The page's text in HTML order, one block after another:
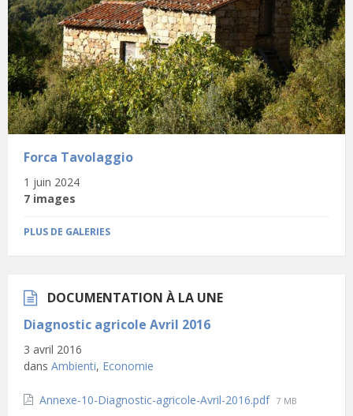
Forca Tavolaggio
1 juin 2024
7 images
PLUS DE GALERIES
DOCUMENTATION À LA UNE
Diagnostic agricole Avril 2016
3 avril 2016
dans Ambienti, Economie
Annexe-10-Diagnostic-agricole-Avril-2016.pdf File
7 MB